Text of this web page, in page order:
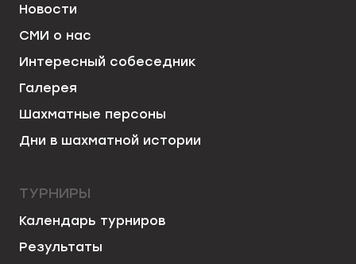
Новости
СМИ о нас
Интересный собеседник
Галерея
Шахматные персоны
Дни в шахматной истории
ТУРНИРЫ
Календарь турниров
Результаты